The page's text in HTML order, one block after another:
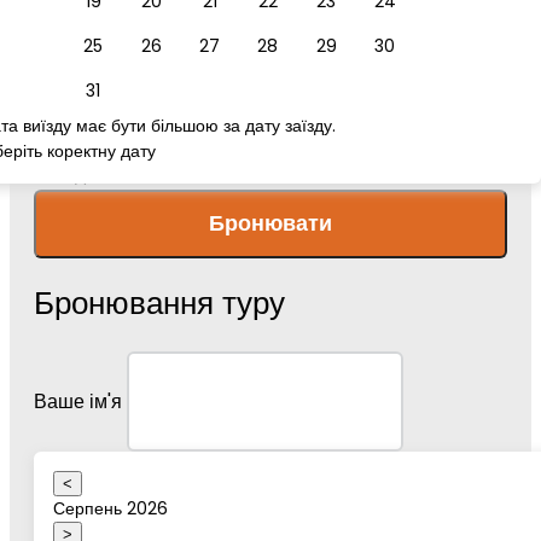
25
26 27 28 29
30
31
виїзду має бути більшою за дату заїзду.
коректну дату
Бронювати
Бронювання туру
Ваше ім'я
<
Серпень 2026
>
Дата туру